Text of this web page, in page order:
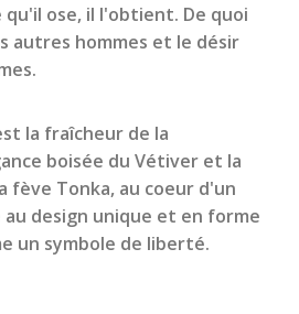
ose, il l'obtient. De quoi
autres hommes et le désir
la fraîcheur de la
boisée du Vétiver et la
fève Tonka, au coeur d'un
design unique et en forme
un symbole de liberté.